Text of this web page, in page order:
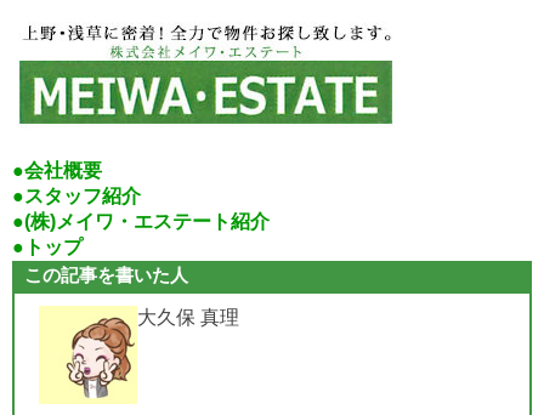
●会社概要
●スタッフ紹介
●(株)メイワ・エステート紹介
●トップ
この記事を書いた人
大久保 真理